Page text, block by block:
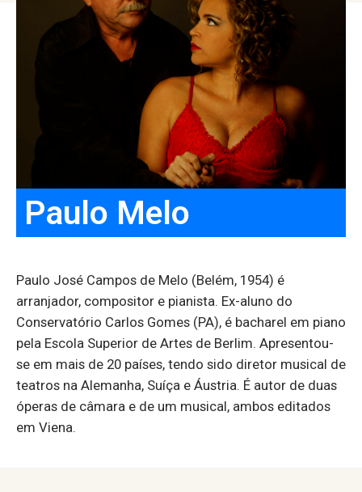
Paulo Melo
Paulo José Campos de Melo (Belém, 1954) é
arranjador, compositor e pianista. Ex-aluno do
Conservatório Carlos Gomes (PA), é bacharel em piano
pela Escola Superior de Artes de Berlim. Apresentou-
se em mais de 20 países, tendo sido diretor musical de
teatros na Alemanha, Suíça e Áustria. É autor de duas
óperas de câmara e de um musical, ambos editados
em Viena.